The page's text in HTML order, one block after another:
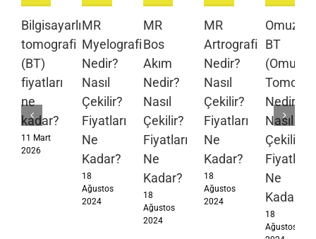
Bilgisayarlı
tomografi
(BT)
fiyatları
ne
kadar?
11 Mart
2026
MR
Myelografi
Nedir?
Nasıl
Çekilir?
Fiyatları
Ne
Kadar?
18
Ağustos
2024
MR
Bos
Akım
Nedir?
Nasıl
Çekilir?
Fiyatları
Ne
Kadar?
18
Ağustos
2024
MR
Artrografi
Nedir?
Nasıl
Çekilir?
Fiyatları
Ne
Kadar?
18
Ağustos
2024
Omuz
BT
(Omuz
Nedir?
Nasıl
Çekilir?
Fiyatları
Ne
Kadar?
18
Ağustos